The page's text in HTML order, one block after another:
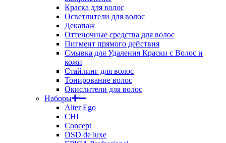
Краска для волос
Осветлители для волос
Декапаж
Оттеночные средства для волос
Пигмент прямого действия
Смывка для Удаления Краски с Волос и
кожи
Стайлинг для волос
Тонирование волос
Окислители для волос
Наборы
Alter Ego
CHI
Concept
DSD de luxe